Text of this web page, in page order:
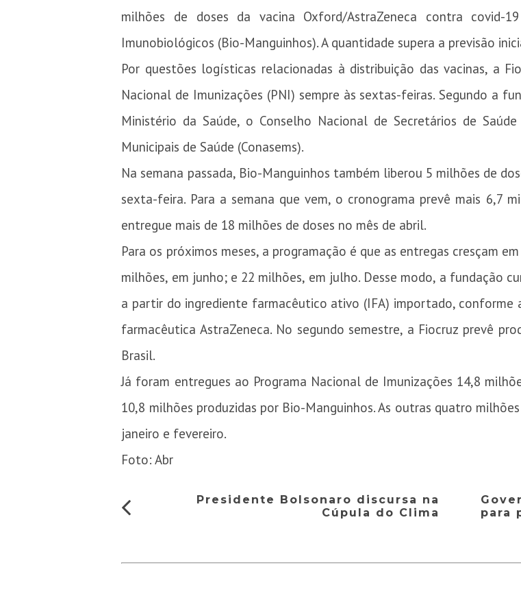
milhões de doses da vacina Oxford/AstraZeneca contra covid-
Imunobiológicos (Bio-Manguinhos). A quantidade supera a previsão
Por questões logísticas relacionadas à distribuição das vacinas, a
Nacional de Imunizações (PNI) sempre às sextas-feiras. Segundo a
Ministério da Saúde, o Conselho Nacional de Secretários de
Municipais de Saúde (Conasems).
Na semana passada, Bio-Manguinhos também liberou 5 milhões de
sexta-feira. Para a semana que vem, o cronograma prevê mais 6,7
entregue mais de 18 milhões de doses no mês de abril.
Para os próximos meses, a programação é que as entregas cresçam
milhões, em junho; e 22 milhões, em julho. Desse modo, a fundação
a partir do ingrediente farmacêutico ativo (IFA) importado, conforme
farmacêutica AstraZeneca. No segundo semestre, a Fiocruz prevê
Brasil.
Já foram entregues ao Programa Nacional de Imunizações 14,8
10,8 milhões produzidas por Bio-Manguinhos. As outras quatro
janeiro e fevereiro.
Foto: Abr
Presidente Bolsonaro discursa na
Cúpula do Clima
para